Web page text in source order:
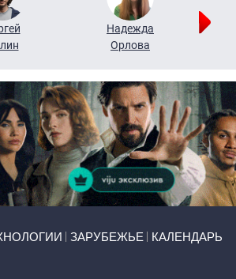
Надежда
Орлова
ЗАРУБЕЖЬЕ КАЛЕНДАРЬ